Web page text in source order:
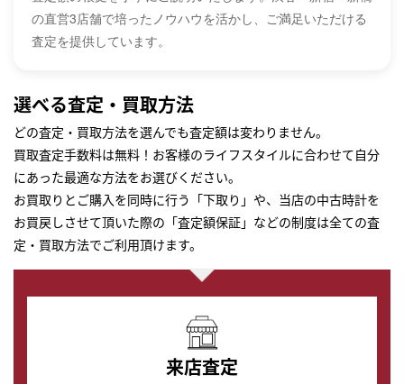
の直営3店舗で培ったノウハウを活かし、ご満足いただける
査定を提供しています。
選べる査定・買取方法
どの査定・買取方法を選んでも査定額は変わりません。
買取査定手数料は無料！お客様のライフスタイルに合わせて自分
にあった最適な方法をお選びください。
お買取りとご購入を同時に行う「下取り」や、当店の中古時計を
お買戻しさせて頂いた際の「査定額保証」などの制度は全ての査
定・買取方法でご利用頂けます。
来店査定